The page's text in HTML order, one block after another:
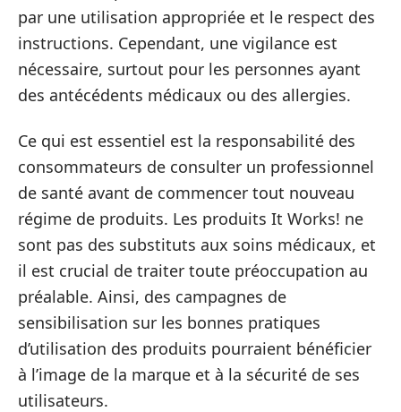
par une utilisation appropriée et le respect des
instructions. Cependant, une vigilance est
nécessaire, surtout pour les personnes ayant
des antécédents médicaux ou des allergies.
Ce qui est essentiel est la responsabilité des
consommateurs de consulter un professionnel
de santé avant de commencer tout nouveau
régime de produits. Les produits It Works! ne
sont pas des substituts aux soins médicaux, et
il est crucial de traiter toute préoccupation au
préalable. Ainsi, des campagnes de
sensibilisation sur les bonnes pratiques
d’utilisation des produits pourraient bénéficier
à l’image de la marque et à la sécurité de ses
utilisateurs.